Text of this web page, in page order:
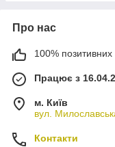
Про нас
100% позитивних
Працює з
м. Київ
вул.
Контакти